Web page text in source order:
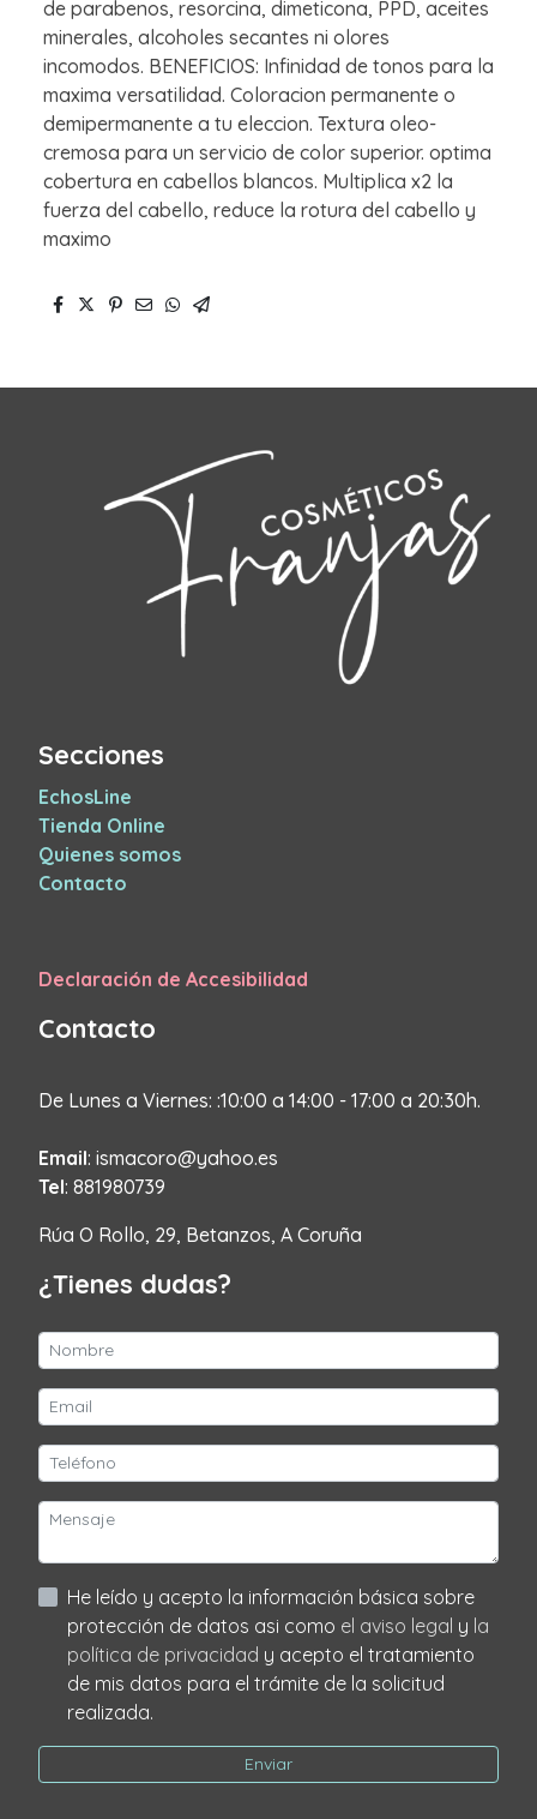
de parabenos, resorcina, dimeticona, PPD, aceites
minerales, alcoholes secantes ni olores
incomodos. BENEFICIOS: Infinidad de tonos para la
maxima versatilidad. Coloracion permanente o
demipermanente a tu eleccion. Textura oleo-
cremosa para un servicio de color superior. optima
cobertura en cabellos blancos. Multiplica x2 la
fuerza del cabello, reduce la rotura del cabello y
maximo
Secciones
EchosLine
Tienda Online
Quienes somos
Contacto
Declaración de Accesibilidad
Contacto
De Lunes a Viernes: :10:00 a 14:00 - 17:00 a 20:30h.
Email: ismacoro@yahoo.es
Tel: 881980739
Rúa O Rollo, 29, Betanzos, A Coruña
¿Tienes dudas?
He leído y acepto la información básica sobre
protección de datos asi como el aviso legal y la
política de privacidad y acepto el tratamiento
de mis datos para el trámite de la solicitud
realizada.
Enviar